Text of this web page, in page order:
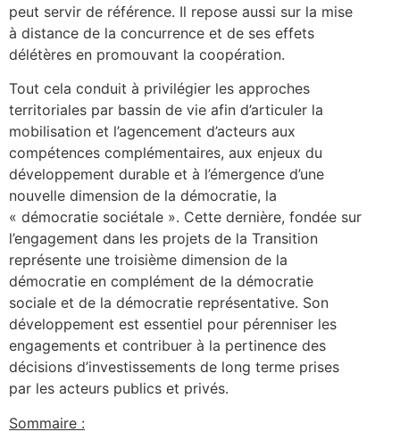
peut servir de référence. Il repose aussi sur la mise
à distance de la concurrence et de ses effets
délétères en promouvant la coopération.
Tout cela conduit à privilégier les approches
territoriales par bassin de vie afin d’articuler la
mobilisation et l’agencement d’acteurs aux
compétences complémentaires, aux enjeux du
développement durable et à l’émergence d’une
nouvelle dimension de la démocratie, la
« démocratie sociétale ». Cette dernière, fondée sur
l’engagement dans les projets de la Transition
représente une troisième dimension de la
démocratie en complément de la démocratie
sociale et de la démocratie représentative. Son
développement est essentiel pour pérenniser les
engagements et contribuer à la pertinence des
décisions d’investissements de long terme prises
par les acteurs publics et privés.
Sommaire :